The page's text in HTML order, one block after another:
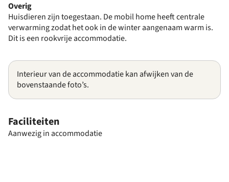
Overig
Huisdieren zijn toegestaan. De mobil home heeft centrale
verwarming zodat het ook in de winter aangenaam warm is.
Dit is een rookvrije accommodatie.
Interieur van de accommodatie kan afwijken van de
bovenstaande foto’s.
Faciliteiten
Aanwezig in accommodatie